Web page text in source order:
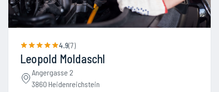
4.9(7)
Leopold Moldaschl
Angergasse 2
3860 Heidenreichstein